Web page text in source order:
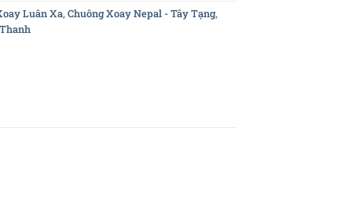
Luân Xa, Chuông Xoay Nepal - Tây Tạng,